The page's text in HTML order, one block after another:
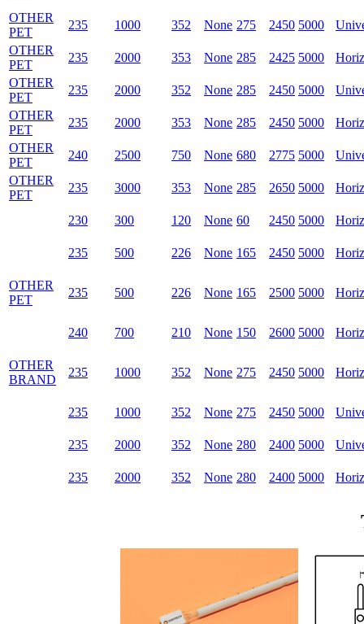
OTHER
PET
235 1000 352 None 275 2450 5000
OTHER
PET
235 2000 353 None 285 2425 5000
OTHER
PET
235 2000 352 None 285 2450 5000
OTHER
PET
235 2000 353 None 285 2450 5000
OTHER
PET
240 2500 750 None 680 2775 5000
OTHER
PET
235 3000 353 None 285 2650 5000
230 300 120 None 60 2450 5000
235 500 226 None 165 2450 5000
OTHER
PET
235 500 226 None 165 2500 5000
240 700 210 None 150 2600 5000
OTHER
BRAND
235 1000 352 None 275 2450 5000
235 1000 352 None 275 2450 5000
235 2000 352 None 280 2400 5000
235 2000 352 None 280 2400 5000